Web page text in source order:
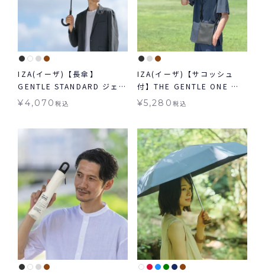
IZA(イーザ)【長傘】
GENTLE STANDARD ジェン
トルスタンダード 日傘 長傘
¥4,070税込
IZA(イーザ)【サコッシュ
付】THE GENTLE ONE ジ
ェントルワン 日傘 折りたた
¥5,280 税込